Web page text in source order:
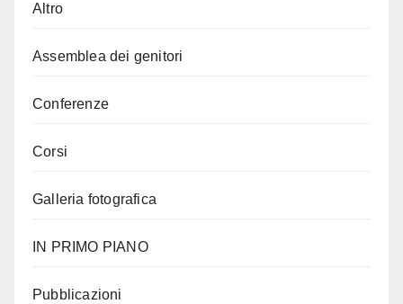
Altro
Assemblea dei genitori
Conferenze
Corsi
Galleria fotografica
IN PRIMO PIANO
Pubblicazioni